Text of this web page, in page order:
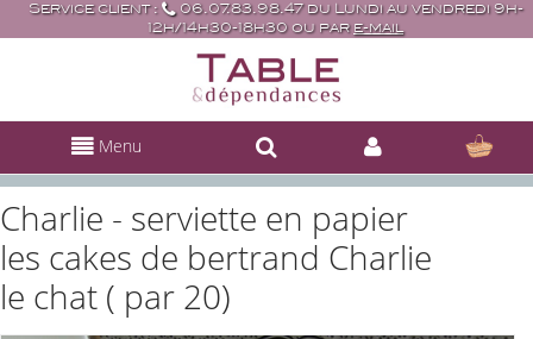
Service client :
06.07.83.98.47 du Lundi au vendredi 9h-
12h/14h30-18h30 ou par e-mail
Menu
Charlie - serviette en papier
les cakes de bertrand Charlie
le chat ( par 20)